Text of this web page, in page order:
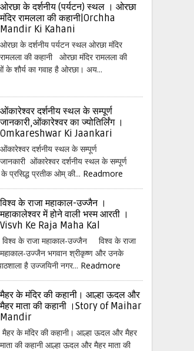
ओरछा के दर्शनीय (पर्यटन) स्थल । ओरछा
मंदिर रामलला की कहानी|Orchha
Mandir Ki Kahani
ओरछा के दर्शनीय पर्यटन स्थल ओरछा मंदिर
रामलला की कहानी ओरछा मंदिर रामलला की
के शौर्य का गवाह है ओरछा। अय...
ओंकारेश्वर दर्शनीय स्थल के सम्पूर्ण
जानकारी,ओंकारेश्वर का ज्योतिर्लिंग ।
Omkareshwar Ki Jaankari
ओंकारेश्वर दर्शनीय स्थल के सम्पूर्ण
जानकारी ओंकारेश्वर दर्शनीय स्थल के सम्पूर्ण
प्रसिद्ध प्रतीक ओम् की... Readmore
विश्व के राजा महाकाल-उज्जैन ।
महाकालेश्वर में होने वाली भस्म आरती ।
Visvh Ke Raja Maha Kal
विश्व के राजा महाकाल-उज्जैन विश्व के राजा
महाकाल-उज्जैन भगवान श्रीकृष्ण और उनके
है उज्जयिनी नगर... Readmore
मैहर के मंदिर की कहानी। आल्हा ऊदल और
मैहर माता की कहानी ।Story of Maihar
Mandir
मैहर के मंदिर की कहानी। आल्हा ऊदल और मैहर
माता की कहानी आल्हा ऊदल और मैहर माता की